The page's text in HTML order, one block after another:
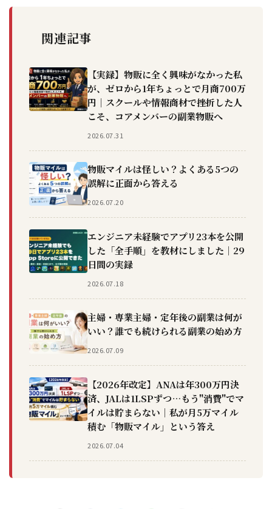
関連記事
【実録】物販に全く興味がなかった私
が、ゼロから1年ちょっとで月商700万
円｜スクールや情報商材で挫折した人
こそ、コアメンバーの副業物販へ
2026.07.31
物販マイルは怪しい？よくある5つの
誤解に正面から答える
2026.07.20
エンジニア未経験でアプリ23本を公開
した「全手順」を教材にしました｜29
日間の実録
2026.07.18
主婦・専業主婦・定年後の副業は何が
いい？誰でも続けられる副業の始め方
2026.07.09
【2026年改定】ANAは年300万円決
済、JALは1LSPずつ…もう"消費"でマ
イルは貯まらない｜私が月5万マイル
積む「物販マイル」という答え
2026.07.04